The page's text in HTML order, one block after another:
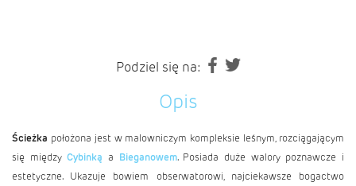
Podziel się na:
Opis
Ścieżka położona jest w malowniczym kompleksie leśnym, rozciągającym
się międzyCybinką a Bieganowem. Posiada duże walory poznawcze i
estetyczne. Ukazuje bowiem obserwatorowi, najciekawsze bogactwo